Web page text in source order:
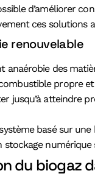
d’améliorer
ces solutions
renouvelable
des
propre
jusqu’à
basé sur
stockage
du biogaz